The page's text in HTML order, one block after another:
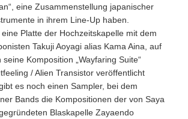
eine Zusammenstellung japanischer
in ihrem Line-Up haben.
Platte der Hochzeitskapelle mit dem
Takuji Aoyagi alias Kama Aina, auf
Komposition „Wayfaring Suite“
/ Alien Transistor veröffentlicht
es noch einen Sampler, bei dem
Bands die Kompositionen der von Saya
Blaskapelle Zayaendo